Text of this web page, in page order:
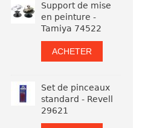
Support de mise
en peinture -
Tamiya 74522
ACHETER
Set de pinceaux
standard - Revell
29621